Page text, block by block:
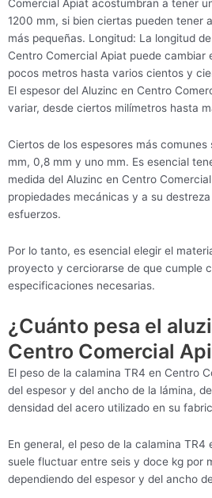
Comercial Apiat acostumbran a tener
1200 mm, si bien ciertas pueden tener
más pequeñas. Longitud: La longitud
Centro Comercial Apiat puede cambiar
pocos metros hasta varios cientos y
El espesor del Aluzinc en Centro
variar, desde ciertos milímetros hasta
Ciertos de los espesores más
mm, 0,8 mm y uno mm. Es esencial
medida del Aluzinc en Centro
propiedades mecánicas y a su
esfuerzos.
Por lo tanto, es esencial elegir el
proyecto y cerciorarse de que cumple
especificaciones necesarias.
¿Cuánto pesa el
Centro Comercial
El peso de la calamina TR4 en Centro
del espesor y del ancho de la lámina,
densidad del acero utilizado en su
En general, el peso de la calamina
suele fluctuar entre seis y doce kg por
dependiendo del espesor y del ancho